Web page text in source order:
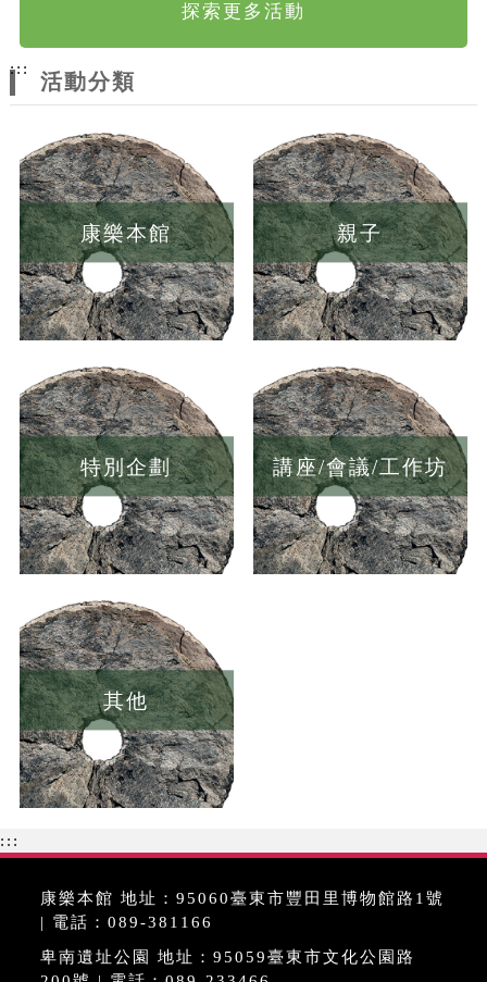
探索更多活動
:::
活動分類
康樂本館 親子
特別企劃 講座/會議/工作坊
其他
:::
康樂本館 地址：95060臺東市豐田里博物館路1號
| 電話：089-381166
卑南遺址公園 地址：95059臺東市文化公園路